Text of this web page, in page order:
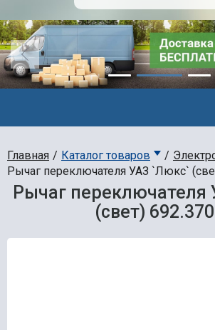
Главная Каталог товаров
Рычаг переключателя УАЗ `Люкс`
Рычаг
(свет)